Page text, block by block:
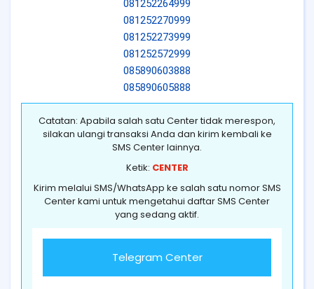
081252264999
081252270999
081252273999
081252572999
085890603888
085890605888
Catatan: Apabila salah satu Center tidak merespon,
silakan ulangi transaksi Anda dan kirim kembali ke
SMS Center lainnya.
Ketik: CENTER
Kirim melalui SMS/WhatsApp ke salah satu nomor SMS
Center kami untuk mengetahui daftar SMS Center
yang sedang aktif.
Telegram Center